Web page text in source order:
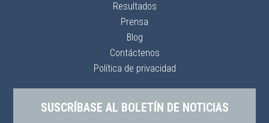
Resultados
Prensa
Blog
Contáctenos
Política de privacidad
SUSCRÍBASE AL BOLETÍN DE NOTICIAS